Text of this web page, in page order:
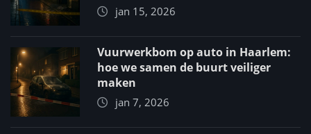
jan 15, 2026
Vuurwerkbom op auto in Haarlem:
hoe we samen de buurt veiliger
maken
jan 7, 2026